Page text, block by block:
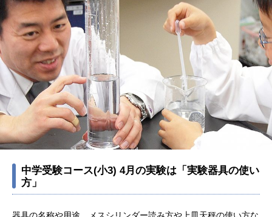
中学受験コース(小3) 4月の実験は「実験器具の使い
方」
器具の名称や用途、メスシリンダー読み方や上皿天秤の使い方な